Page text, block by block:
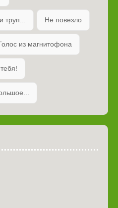
труп... Не повезло
из магнитофона